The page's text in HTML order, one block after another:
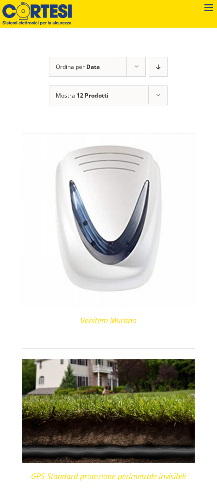
Salta
al
contenuto
Ordina per Data
Mostra 12 Prodotti
Venitem Murano
GPS-Standard protezione perimetrale invisibili